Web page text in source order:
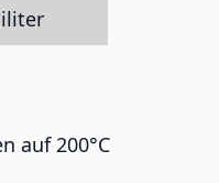
auf 200°C